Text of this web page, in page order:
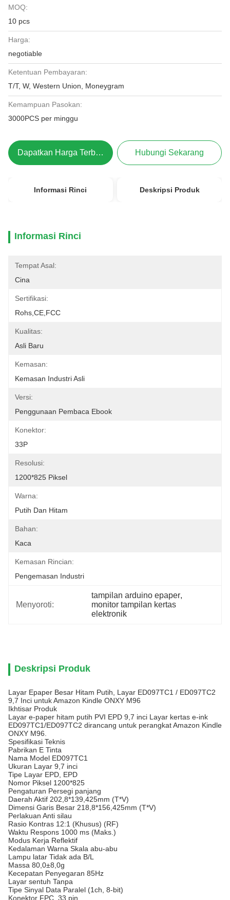
MOQ:
10 pcs
Harga:
negotiable
Ketentuan Pembayaran:
T/T, W, Western Union, Moneygram
Kemampuan Pasokan:
3000PCS per minggu
Dapatkan Harga Terbaik Hubungi Sekarang
Informasi Rinci Deskripsi Produk
Informasi Rinci
Tempat Asal:
Cina
Sertifikasi:
Rohs,CE,FCC
Kualitas:
Asli Baru
Kemasan:
Kemasan Industri Asli
Versi:
Penggunaan Pembaca Ebook
Konektor:
33P
Resolusi:
1200*825 Piksel
Warna:
Putih Dan Hitam
Bahan:
Kaca
Kemasan Rincian:
Pengemasan Industri
Menyoroti:
tampilan arduino epaper,
monitor tampilan kertas
elektronik
Deskripsi Produk
Layar Epaper Besar Hitam Putih, Layar ED097TC1 / ED097TC2
9,7 Inci untuk Amazon Kindle ONXY M96
Ikhtisar Produk
Layar e-paper hitam putih PVI EPD 9,7 inci Layar kertas e-ink
ED097TC1/ED097TC2 dirancang untuk perangkat Amazon Kindle
ONXY M96.
Spesifikasi Teknis
Pabrikan E Tinta
Nama Model ED097TC1
Ukuran Layar 9,7 inci
Tipe Layar EPD, EPD
Nomor Piksel 1200*825
Pengaturan Persegi panjang
Daerah Aktif 202,8*139,425mm (T*V)
Dimensi Garis Besar 218,8*156,425mm (T*V)
Perlakuan Anti silau
Rasio Kontras 12:1 (Khusus) (RF)
Waktu Respons 1000 ms (Maks.)
Modus Kerja Reflektif
Kedalaman Warna Skala abu-abu
Lampu latar Tidak ada B/L
Massa 80,0±8,0g
Kecepatan Penyegaran 85Hz
Layar sentuh Tanpa
Tipe Sinyal Data Paralel (1ch, 8-bit)
Konektor FPC, 33 pin